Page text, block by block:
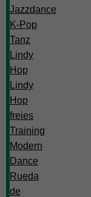
Jazzdance
K-Pop
Tanz
Lindy
Hop
Lindy
Hop
freies
Training
Modern
Dance
Rueda
de